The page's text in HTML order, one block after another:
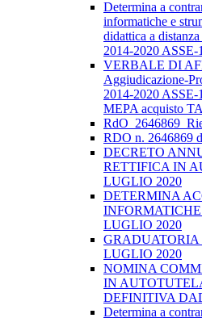
Determina a
informatiche e
didattica a
2014-2020 ASSE-
VERBALE DI
Aggiudicazione-
2014-2020
MEPA acquisto
RDO n. 2646869
DECRETO
RETTIFICA IN
LUGLIO 2020
DETERMINA
LUGLIO 2020
LUGLIO 2020
NOMINA
IN
DEFINITIVA
Determina a